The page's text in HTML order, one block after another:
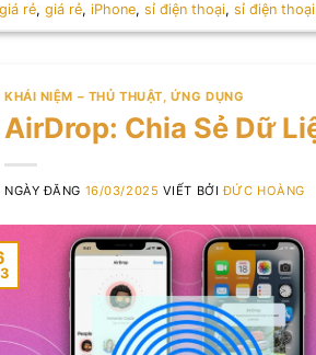
giá rẻ,giá rẻ,iPhone,sỉ điện thoại,sỉ điện
KHÁI NIỆM – THỦ THUẬT, ỨNG DỤNG
AirDrop: Chia Sẻ Dữ
NGÀY ĐĂNG 16/03/2025 VIẾT BỞIĐỨC HOÀNG